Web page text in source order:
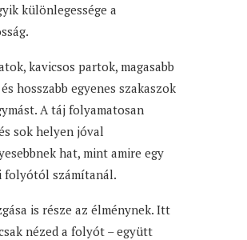
különlegessége a
kavicsos partok, magasabb
hosszabb egyenes szakaszok
A táj folyamatosan
sok helyen jóval
hat, mint amire egy
folyótól számítanál.
is része az élménynek. Itt
nézed a folyót – együtt